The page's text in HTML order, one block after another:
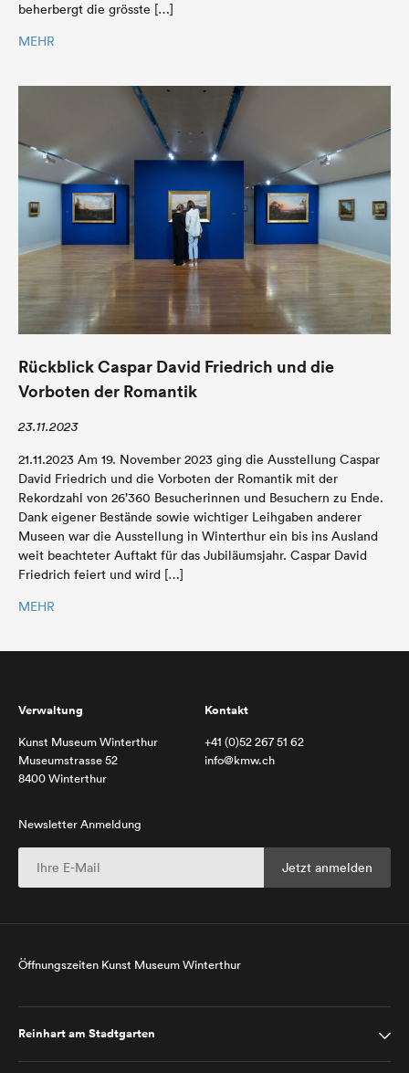
beherbergt die grösste […]
MEHR
Rückblick Caspar David Friedrich und die
Vorboten der Romantik
23.11.2023
21.11.2023 Am 19. November 2023 ging die Ausstellung Caspar
David Friedrich und die Vorboten der Romantik mit der
Rekordzahl von 26’360 Besucherinnen und Besuchern zu Ende.
Dank eigener Bestände sowie wichtiger Leihgaben anderer
Museen war die Ausstellung in Winterthur ein bis ins Ausland
weit beachteter Auftakt für das Jubiläumsjahr. Caspar David
Friedrich feiert und wird […]
MEHR
Verwaltung
Kunst Museum Winterthur
Museumstrasse 52
8400 Winterthur
Kontakt
+41 (0)52 267 51 62
info@kmw.ch
Newsletter Anmeldung
Öffnungszeiten Kunst Museum Winterthur
Reinhart am Stadtgarten